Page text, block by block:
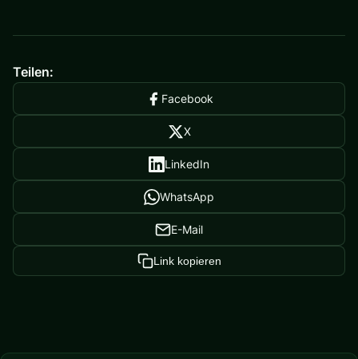
Teilen:
Facebook
X
LinkedIn
WhatsApp
E-Mail
Link kopieren